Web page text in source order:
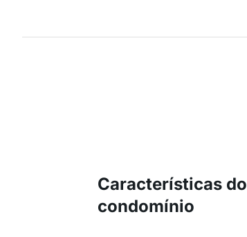
Características do
condomínio